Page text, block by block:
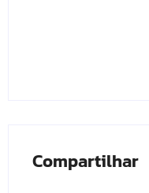
Compartilhar